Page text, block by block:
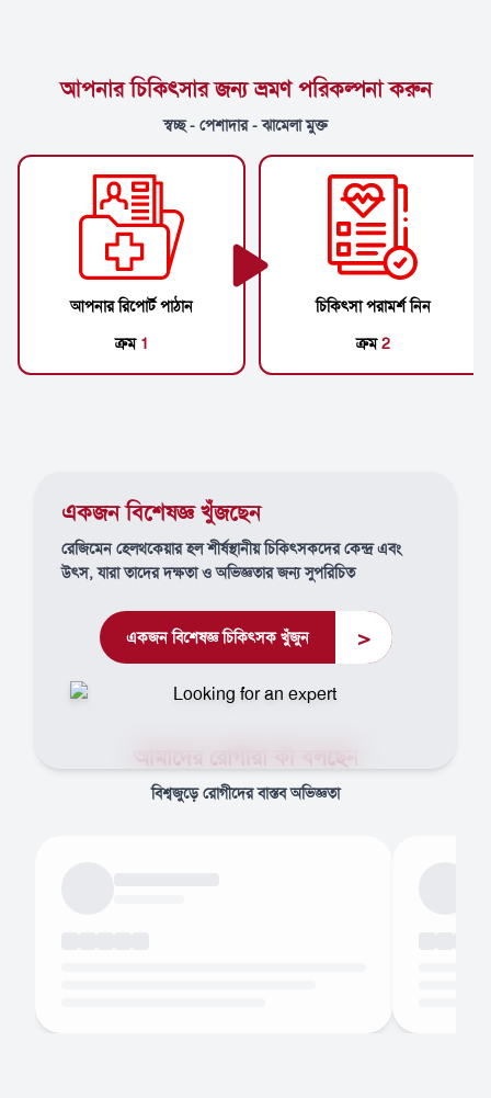
আপনার চিকিৎসার জন্য ভ্রমণ পরিকল্পনা করুন
স্বচ্ছ - পেশাদার - ঝামেলা মুক্ত
আপনার রিপোর্ট পাঠান
ক্রম 1
চিকিৎসা পরামর্শ নিন
ক্রম2
একজন বিশেষজ্ঞ খুঁজছেন
রেজিমেন হেলথকেয়ার হল শীর্ষস্থানীয় চিকিৎসকদের কেন্দ্র এবং
উৎস, যারা তাদের দক্ষতা ও অভিজ্ঞতার জন্য সুপরিচিত
একজন বিশেষজ্ঞ চিকিৎসক খুঁজুন >
আমাদের রোগীরা কী বলছেন
বিশ্বজুড়ে রোগীদের বাস্তব অভিজ্ঞতা